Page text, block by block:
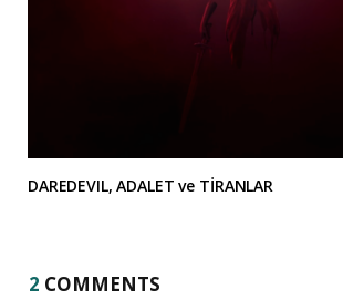
DAREDEVIL, ADALET ve TİRANLAR
2 COMMENTS